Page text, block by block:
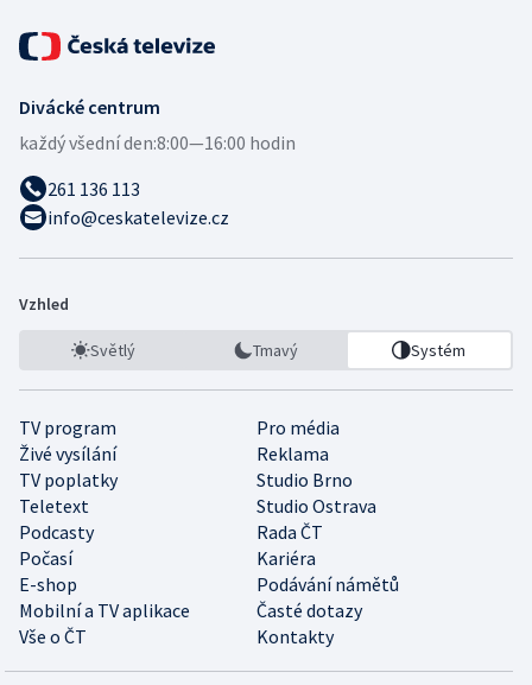
Divácké centrum
každý všední den:8:00—16:00 hodin
261 136 113
info@ceskatelevize.cz
Vzhled
Světlý Tmavý Systém
TV program
Pro média
Živé vysílání
Reklama
TV poplatky
Studio Brno
Teletext
Studio Ostrava
Podcasty
Rada ČT
Počasí
Kariéra
E-shop
Podávání námětů
Mobilní a TV aplikace
Časté dotazy
Vše o ČT
Kontakty